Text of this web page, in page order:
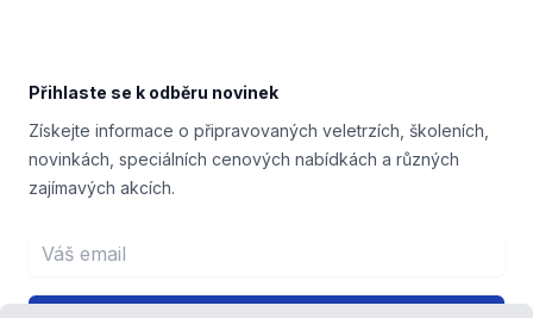
Přihlaste se k odběru novinek
Získejte informace o připravovaných veletrzích, školeních,
novinkách, speciálních cenových nabídkách a různých
zajímavých akcích.
Email address